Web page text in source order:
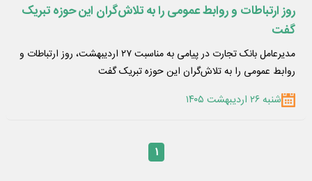
روز ارتباطات و روابط عمومی را به تلاش‌گران این حوزه تبریک
گفت
مدیرعامل بانک تجارت در پیامی به مناسبت ۲۷ اردیبهشت، روز ارتباطات و
روابط عمومی را به تلاش‌گران این حوزه تبریک گفت
شنبه ۲۶ اردیبهشت ۱۴۰۵
۱